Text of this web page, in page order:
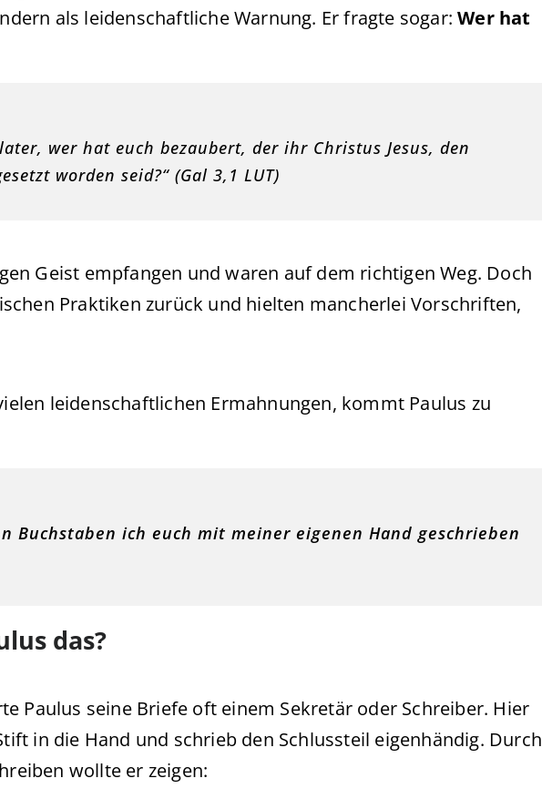
als leidenschaftliche Warnung. Er fragte sogar:Wer hat
wer hat euch bezaubert, der ihr Christus Jesus, den
worden seid?“ (Gal 3,1 LUT)
Geist empfangen und waren auf dem richtigen Weg. Doch
Praktiken zurück und hielten mancherlei Vorschriften,
leidenschaftlichen Ermahnungen, kommt Paulus zu
Buchstaben ich euch mit meiner eigenen Hand geschrieben
das?
Paulus seine Briefe oft einem Sekretär oder Schreiber. Hier
in die Hand und schrieb den Schlussteil eigenhändig. Durch
wollte er zeigen: